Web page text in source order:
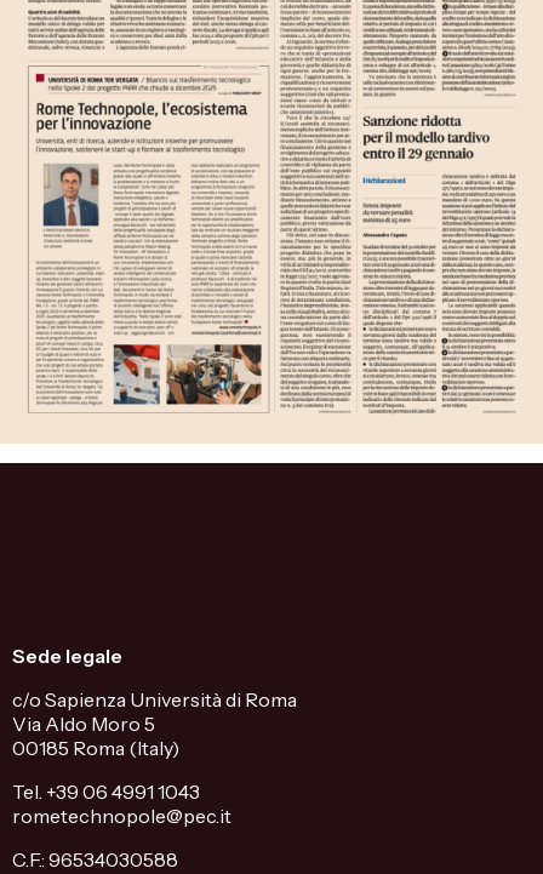
Sede legale
c/o Sapienza Università di Roma
Via Aldo Moro 5
00185 Roma (Italy)
Tel. +39 06 4991 1043
rometechnopole@pec.it
C.F.: 96534030588